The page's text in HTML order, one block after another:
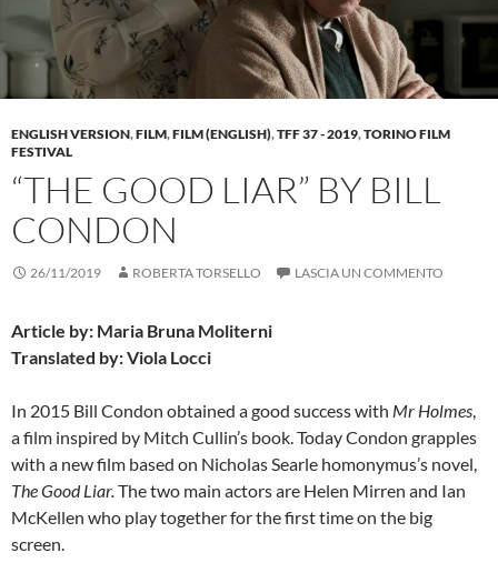
ENGLISH VERSION,FILM,FILM (ENGLISH),TFF 37 - 2019,TORINO FILM
FESTIVAL
“THE GOOD LIAR” BY BILL
CONDON
26/11/2019 ROBERTA TORSELLO LASCIA UN COMMENTO
Article by: Maria Bruna Moliterni
Translated by: Viola Locci
In 2015 Bill Condon obtained a good success with Mr Holmes,
a film inspired by Mitch Cullin’s book. Today Condon grapples
with a new film based on Nicholas Searle homonymus’s novel,
The Good Liar.The two main actors are Helen Mirren and Ian
McKellen who play together for the first time on the big
screen.